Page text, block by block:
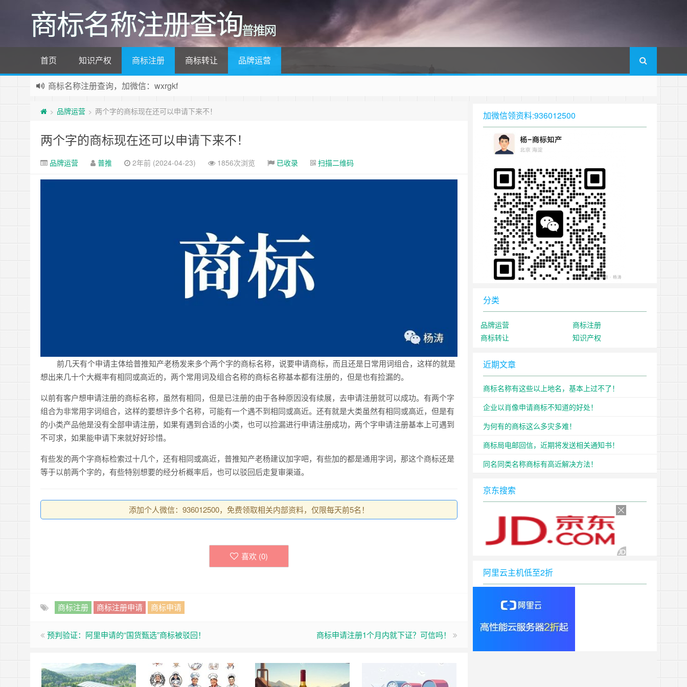
商标名称注册查询普推网
首页 知识产权 商标注册 商标转让 品牌运营
商标名称注册查询，加微信：wxrgkf
> 品牌运营 > 两个字的商标现在还可以申请下来不！
两个字的商标现在还可以申请下来不！
品牌运营 普推 2年前 (2024-04-23) 1856次浏览 已收录 扫描二维码
前几天有个申请主体给普推知产老杨发来多个两个字的商标名称，说要申请商标，而且还是日常用词组合，这样的就是
想出来几十个大概率有相同或高近的，两个常用词及组合名称的商标名称基本都有注册的，但是也有捡漏的。
以前有客户想申请注册的商标名称，虽然有相同，但是已注册的由于各种原因没有续展，去申请注册就可以成功。有两个字
组合为非常用字词组合，这样的要想许多个名称，可能有一个遇不到相同或高近。还有就是大类虽然有相同或高近，但是有
的小类产品他是没有全部申请注册，如果有遇到合适的小类，也可以捡漏进行申请注册成功，两个字申请注册基本上可遇到
不可求，如果能申请下来就好好珍惜。
有些发的两个字商标检索过十几个，还有相同或高近，普推知产老杨建议加字吧，有些加的都是通用字词，那这个商标还是
等于以前两个字的，有些特别想要的经分析概率后，也可以驳回后走复审渠道。
添加个人微信：936012500，免费领取相关内部资料，仅限每天前5名！
喜欢 (0)
商标注册 商标注册申请 商标申请
预判验证：阿里申请的“国货甄选”商标被驳回！ 商标申请注册1个月内就下证？可信吗！
加微信领资料:936012500
分类
品牌运营
商标注册
商标转让
知识产权
近期文章
商标名称有这些以上地名，基本上过不了！
企业以肖像申请商标不知道的好处！
为何有的商标这么多灾多难！
商标局电邮回信，近期将发送相关通知书！
同名同类名称商标有高近解决方法！
京东搜索
阿里云主机低至2折